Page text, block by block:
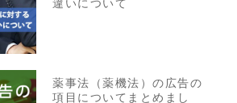
違いについて
薬事法（薬機法）の広告の
項目についてまとめまし